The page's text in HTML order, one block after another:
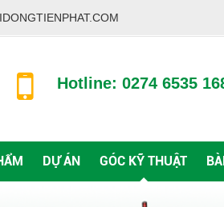
Hotline: 0274 6535
DỰ ÁN GÓC KỸ THUẬT